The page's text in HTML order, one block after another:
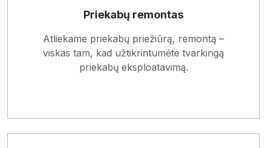
Priekabų remontas
Atliekame priekabų priežiūrą, remontą –
viskas tam, kad užtikrintumėte tvarkingą
priekabų eksploatavimą.